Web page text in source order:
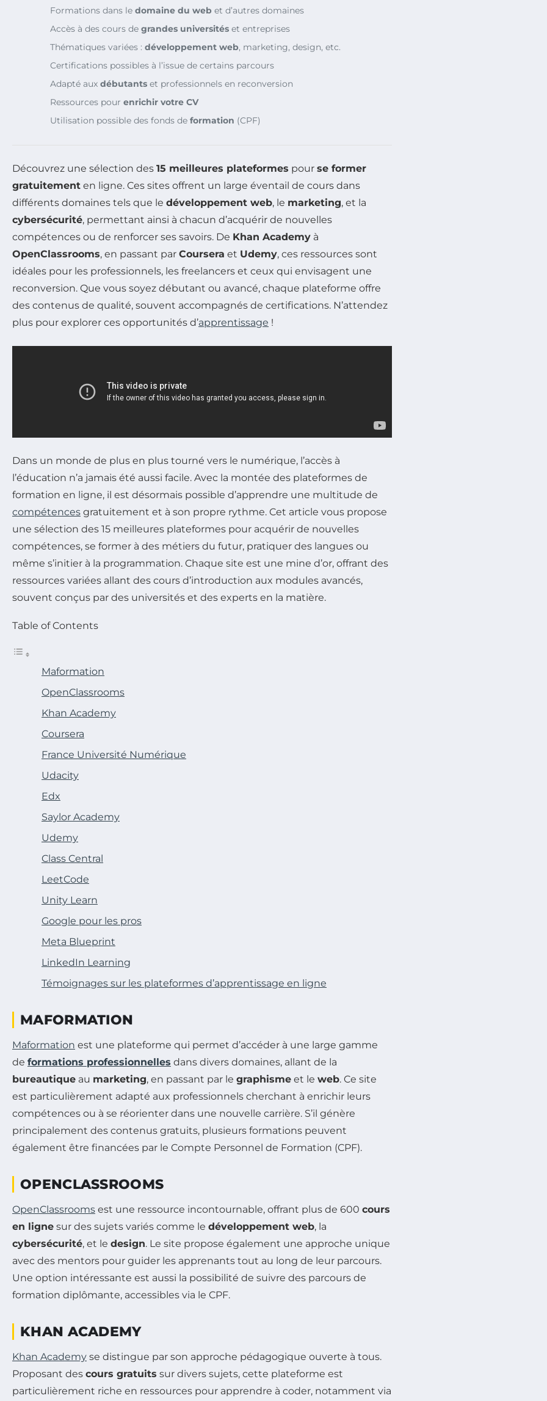
Formations dans le domaine du web et d’autres domaines
Accès à des cours de grandes universités et entreprises
Thématiques variées : développement web, marketing, design, etc.
Certifications possibles à l’issue de certains parcours
Adapté aux débutants et professionnels en reconversion
Ressources pour enrichir votre CV
Utilisation possible des fonds de formation (CPF)
Découvrez une sélection des 15 meilleures plateformes pour se former
gratuitement en ligne. Ces sites offrent un large éventail de cours dans
différents domaines tels que le développement web, le marketing, et la
cybersécurité, permettant ainsi à chacun d’acquérir de nouvelles
compétences ou de renforcer ses savoirs. De Khan Academy à
OpenClassrooms, en passant par Coursera et Udemy, ces ressources sont
idéales pour les professionnels, les freelancers et ceux qui envisagent une
reconversion. Que vous soyez débutant ou avancé, chaque plateforme offre
des contenus de qualité, souvent accompagnés de certifications. N’attendez
plus pour explorer ces opportunités d’apprentissage !
Dans un monde de plus en plus tourné vers le numérique, l’accès à
l’éducation n’a jamais été aussi facile. Avec la montée des plateformes de
formation en ligne, il est désormais possible d’apprendre une multitude de
compétences gratuitement et à son propre rythme. Cet article vous propose
une sélection des 15 meilleures plateformes pour acquérir de nouvelles
compétences, se former à des métiers du futur, pratiquer des langues ou
même s’initier à la programmation. Chaque site est une mine d’or, offrant des
ressources variées allant des cours d’introduction aux modules avancés,
souvent conçus par des universités et des experts en la matière.
Table of Contents
Maformation
OpenClassrooms
Khan Academy
Coursera
France Université Numérique
Udacity
Edx
Saylor Academy
Udemy
Class Central
LeetCode
Unity Learn
Google pour les pros
Meta Blueprint
LinkedIn Learning
Témoignages sur les plateformes d’apprentissage en ligne
MAFORMATION
Maformation est une plateforme qui permet d’accéder à une large gamme
de formations professionnelles dans divers domaines, allant de la
bureautique au marketing, en passant par le graphisme et le web. Ce site
est particulièrement adapté aux professionnels cherchant à enrichir leurs
compétences ou à se réorienter dans une nouvelle carrière. S’il génère
principalement des contenus gratuits, plusieurs formations peuvent
également être financées par le Compte Personnel de Formation (CPF).
OPENCLASSROOMS
OpenClassrooms est une ressource incontournable, offrant plus de 600 cours
en ligne sur des sujets variés comme le développement web, la
cybersécurité, et le design. Le site propose également une approche unique
avec des mentors pour guider les apprenants tout au long de leur parcours.
Une option intéressante est aussi la possibilité de suivre des parcours de
formation diplômante, accessibles via le CPF.
KHAN ACADEMY
Khan Academy se distingue par son approche pédagogique ouverte à tous.
Proposant des cours gratuits sur divers sujets, cette plateforme est
particulièrement riche en ressources pour apprendre à coder, notamment via